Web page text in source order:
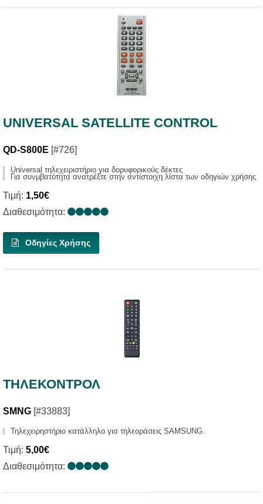
UNIVERSAL SATELLITE CONTROL
QD-S800E [#726]
Universal τηλεχειριστήριο για δορυφορικούς δέκτες
Για συνμβατότητα ανατρέξτε στην αντίστοιχη λίστα των οδηγιών χρήσης
Τιμή: 1,50€
Διαθεσιμότητα:
Οδηγίες Χρήσης
ΤΗΛΕΚΟΝΤΡΟΛ
SMNG [#33883]
Τηλεχειρηστήριο κατάλληλο για τηλεοράσεις SAMSUNG.
Τιμή: 5,00€
Διαθεσιμότητα: